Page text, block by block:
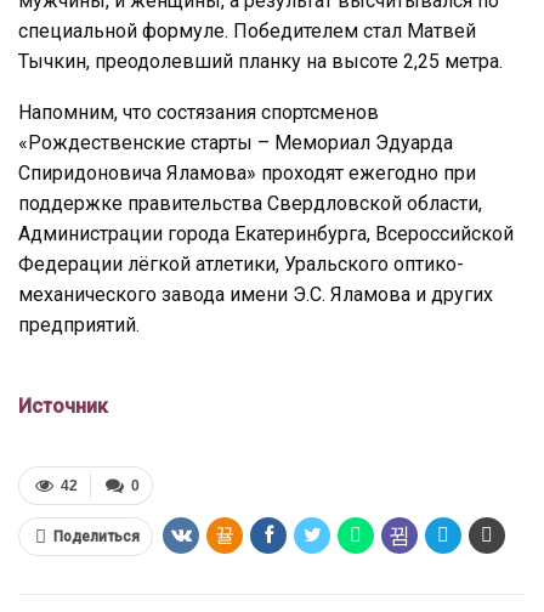
специальной формуле. Победителем стал Матвей
Тычкин, преодолевший планку на высоте 2,25 метра.
Напомним, что состязания спортсменов
«Рождественские старты – Мемориал Эдуарда
Спиридоновича Яламова» проходят ежегодно при
поддержке правительства Свердловской области,
Администрации города Екатеринбурга, Всероссийской
Федерации лёгкой атлетики, Уральского оптико-
механического завода имени Э.С. Яламова и других
предприятий.
Источник
0
42
Поделиться